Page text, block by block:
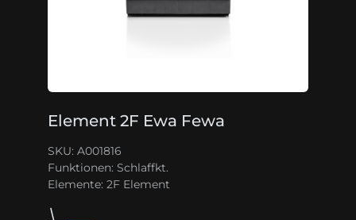
Element 2F Ewa Fewa
SKU: A001816
Funktionen: Schlaffkt.
Elemente: 2F Element